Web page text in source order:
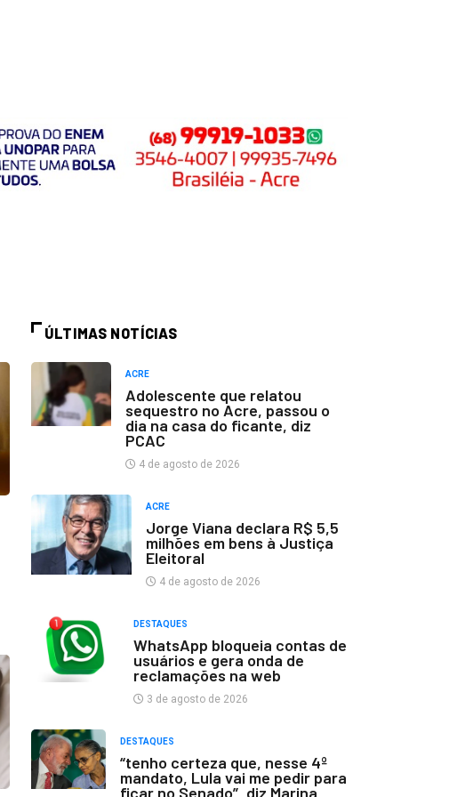
ÚLTIMAS NOTÍCIAS
ACRE
Adolescente que relatou
sequestro no Acre, passou o
dia na casa do ficante, diz
PCAC
4 de agosto de 2026
ACRE
Jorge Viana declara R$ 5,5
milhões em bens à Justiça
Eleitoral
4 de agosto de 2026
DESTAQUES
WhatsApp bloqueia contas de
usuários e gera onda de
reclamações na web
3 de agosto de 2026
DESTAQUES
“tenho certeza que, nesse 4º
mandato, Lula vai me pedir para
ficar no Senado”, diz Marina